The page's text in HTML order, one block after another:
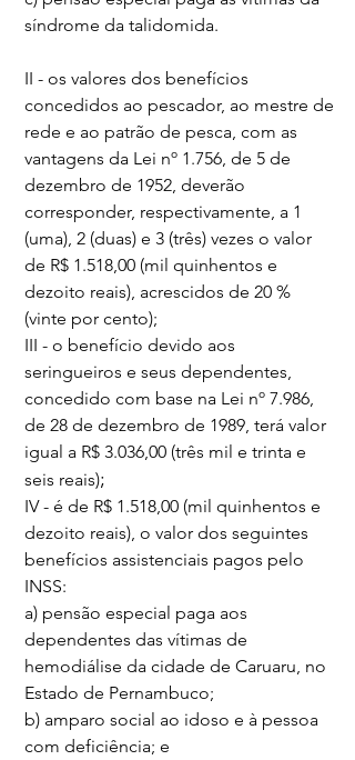
síndrome da talidomida.
II - os valores dos benefícios
concedidos ao pescador, ao mestre de
rede e ao patrão de pesca, com as
vantagens da Lei nº 1.756, de 5 de
dezembro de 1952, deverão
corresponder, respectivamente, a 1
(uma), 2 (duas) e 3 (três) vezes o valor
de R$ 1.518,00 (mil quinhentos e
dezoito reais), acrescidos de 20 %
(vinte por cento);
III - o benefício devido aos
seringueiros e seus dependentes,
concedido com base na Lei nº 7.986,
de 28 de dezembro de 1989, terá valor
igual a R$ 3.036,00 (três mil e trinta e
seis reais);
IV - é de R$ 1.518,00 (mil quinhentos e
dezoito reais), o valor dos seguintes
benefícios assistenciais pagos pelo
INSS:
a) pensão especial paga aos
dependentes das vítimas de
hemodiálise da cidade de Caruaru, no
Estado de Pernambuco;
b) amparo social ao idoso e à pessoa
com deficiência; e